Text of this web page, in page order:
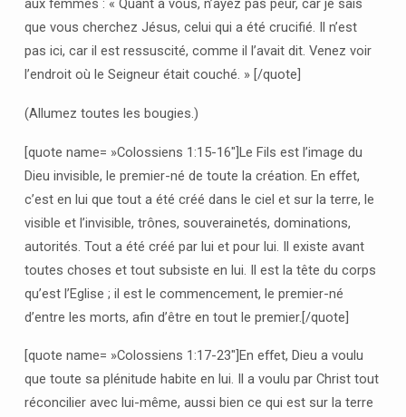
aux femmes : « Quant à vous, n’ayez pas peur, car je sais
que vous cherchez Jésus, celui qui a été crucifié. Il n’est
pas ici, car il est ressuscité, comme il l’avait dit. Venez voir
l’endroit où le Seigneur était couché. » [/quote]
(Allumez toutes les bougies.)
[quote name= »Colossiens 1:15-16″]Le Fils est l’image du
Dieu invisible, le premier-né de toute la création. En effet,
c’est en lui que tout a été créé dans le ciel et sur la terre, le
visible et l’invisible, trônes, souverainetés, dominations,
autorités. Tout a été créé par lui et pour lui. Il existe avant
toutes choses et tout subsiste en lui. Il est la tête du corps
qu’est l’Eglise ; il est le commencement, le premier-né
d’entre les morts, afin d’être en tout le premier.[/quote]
[quote name= »Colossiens 1:17-23″]En effet, Dieu a voulu
que toute sa plénitude habite en lui. Il a voulu par Christ tout
réconcilier avec lui-même, aussi bien ce qui est sur la terre